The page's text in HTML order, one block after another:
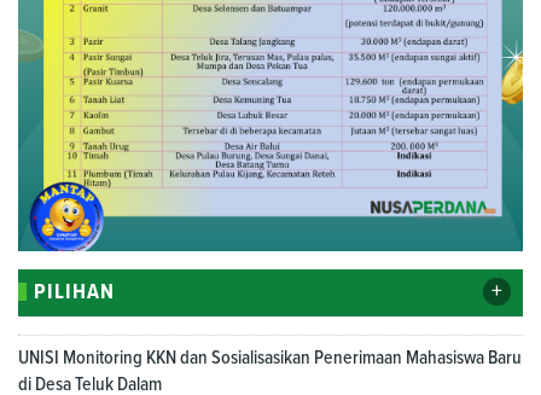
PILIHAN +
UNISI Monitoring KKN dan Sosialisasikan Penerimaan Mahasiswa Baru
di Desa Teluk Dalam